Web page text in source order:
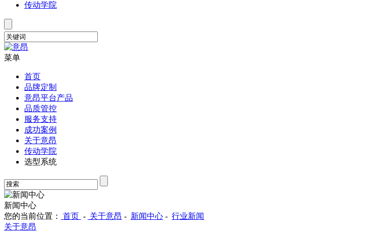
传动学院
菜单
首页
品牌定制
意昂平台产品
品质管控
服务支持
成功案例
关于意昂
传动学院
选型系统
新闻中心
您的当前位置：
首页 - 关于意昂 - 新闻中心 - 行业新闻
关于意昂